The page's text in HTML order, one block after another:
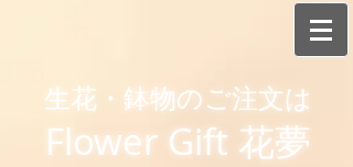
生花・鉢物のご注文は
Flower Gift 花夢